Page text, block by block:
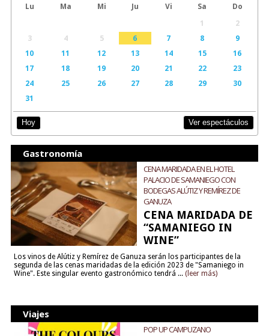
Lu Ma Mi Ju Vi Sa
Do
1
2
3
4 5 6 7 8
9
10
11 12 13 14 15
16
17
18 19 20 21 22
23
24
25 26 27 28 29
30
31
Hoy Ver espectáculos
Gastronomía
CENA MARIDADA EN EL HOTEL
PALACIO DE SAMANIEGO CON
BODEGAS ALÚTIZ Y REMÍREZ DE
GANUZA
CENA MARIDADA DE
“SAMANIEGO IN
WINE”
Los vinos de Alútiz y Remírez de Ganuza serán los participantes de la
segunda de las cenas maridadas de la edición 2023 de "Samaniego in
Wine". Este singular evento gastronómico tendrá ... (leer más)
Viajes
POP UP CAMPUZANO